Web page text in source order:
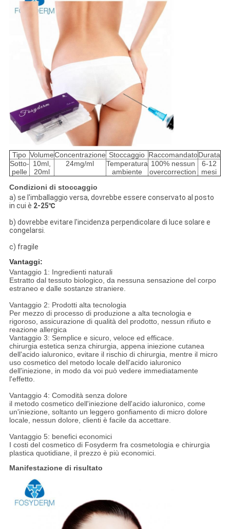
Tipo VolumeConcentrazione Stoccaggio RaccomandatoDurata
Sotto-
pelle
10ml,
20ml
24mg/ml
Temperatura
ambiente
100% nessun
overcorrection
6-12
mesi
Condizioni di stoccaggio
a) se l'imballaggio versa, dovrebbe essere conservato al posto
in cui è 2-25℃
b) dovrebbe evitare l'incidenza perpendicolare di luce solare e
congelarsi.
c) fragile
Vantaggi:
Vantaggio 1: Ingredienti naturali
Estratto dal tessuto biologico, da nessuna sensazione del corpo
estraneo e dalle sostanze straniere.
Vantaggio 2: Prodotti alta tecnologia
Per mezzo di processo di produzione a alta tecnologia e
rigoroso, assicurazione di qualità del prodotto, nessun rifiuto e
reazione allergica
Vantaggio 3: Semplice e sicuro, veloce ed efficace.
chirurgia estetica senza chirurgia, appena iniezione cutanea
dell'acido ialuronico, evitare il rischio di chirurgia, mentre il micro
uso cosmetico del metodo locale dell'acido ialuronico
dell'iniezione, in modo da voi può vedere immediatamente
l'effetto.
Vantaggio 4: Comodità senza dolore
il metodo cosmetico dell'iniezione dell'acido ialuronico, come
un'iniezione, soltanto un leggero gonfiamento di micro dolore
locale, nessun dolore, clienti è facile da accettare.
Vantaggio 5: benefici economici
I costi del cosmetico di Fosyderm fra cosmetologia e chirurgia
plastica quotidiane, il prezzo è più economici.
Manifestazione di risultato